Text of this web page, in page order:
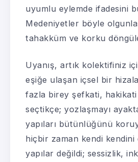
uyumlu eylemde ifadesini
Medeniyetler böyle
tahakküm ve korku
Uyanış, artık kolektifiniz
eşiğe ulaşan içsel bir
fazla birey şefkati,
seçtikçe; yozlaşmayı
yapıları bütünlüğünü
hiçbir zaman kendi kendini
yapılar değildi; sessizlik,